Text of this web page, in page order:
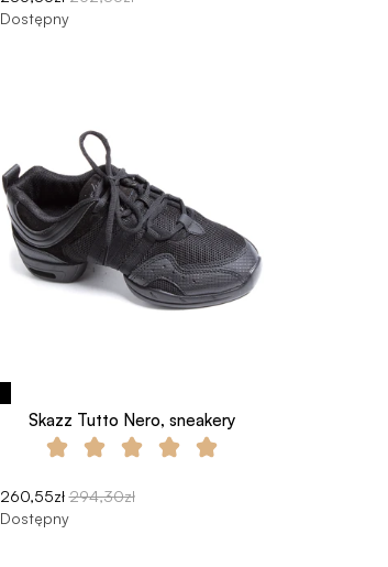
Dostępny
Skazz Tutto Nero, sneakery
260,55zł 294,30zł
Dostępny